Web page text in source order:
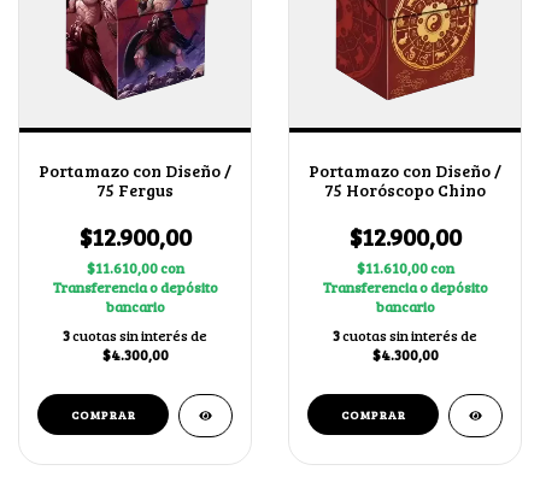
Portamazo con Diseño /
75 Fergus
$12.900,00
$11.610,00con
Transferencia o depósito
bancario
3cuotas sin interés de
$4.300,00
Portamazo con Diseño /
75 Horóscopo Chino
$12.900,00
$11.610,00con
Transferencia o depósito
bancario
3cuotas sin interés de
$4.300,00